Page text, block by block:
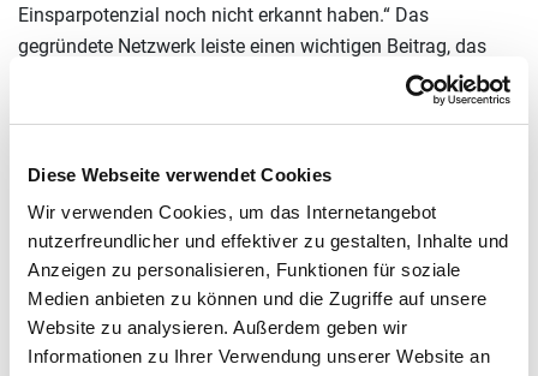
Diese Webseite verwendet Cookies
Wir verwenden Cookies, um das Internetangebot
nutzerfreundlicher und effektiver zu gestalten, Inhalte und
Anzeigen zu personalisieren, Funktionen für soziale
Medien anbieten zu können und die Zugriffe auf unsere
Website zu analysieren. Außerdem geben wir
Informationen zu Ihrer Verwendung unserer Website an
Einsparpotenzial noch nicht erkannt haben.“ Das
gegründete Netzwerk leiste einen wichtigen Beitrag, das
Thema Energieeffizienz zu einer der tragenden Säulen der
Geschäftsführer des VEA, erklärt: „Wir unterstützen die
Unternehmen praxisorientiert mit Fachvorträgen. Nach der
REGINEE-Laufzeit von vier Jahren haben die Teilnehmer
durch gegenseitige Besuche, Betriebsbegehungen und
natürlich den engen Austausch viel voneinander gelernt.